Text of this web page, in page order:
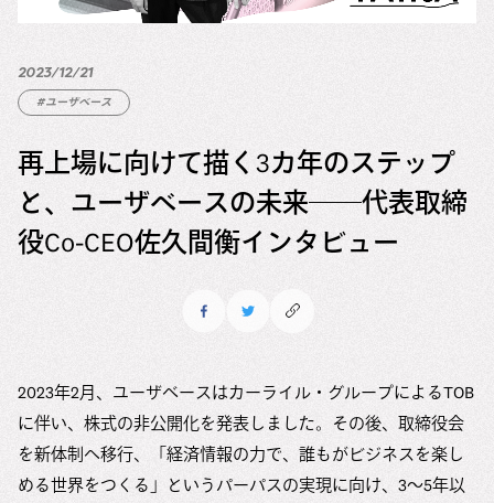
2023/12/21
#ユーザベース
再上場に向けて描く3カ年のステップ
と、ユーザベースの未来──代表取締
役Co-CEO佐久間衡インタビュー
2023年2月、ユーザベースはカーライル・グループによるTOB
に伴い、株式の非公開化を発表しました。その後、取締役会
を新体制へ移行、「経済情報の力で、誰もがビジネスを楽し
める世界をつくる」というパーパスの実現に向け、3〜5年以